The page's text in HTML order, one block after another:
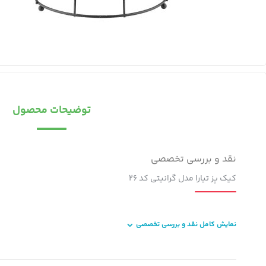
توضیحات محصول
نقد و بررسی تخصصی
کیک پز تیارا مدل گرانیتی کد 26
نمایش کامل نقد و بررسی تخصصی